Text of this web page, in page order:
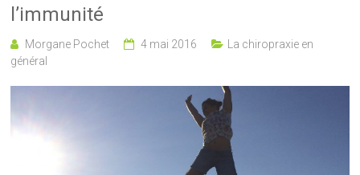
l’immunité
Morgane Pochet 4 mai 2016
La chiropraxie en
général